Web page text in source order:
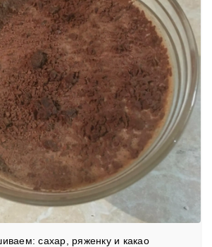
сахар, ряженку и какао